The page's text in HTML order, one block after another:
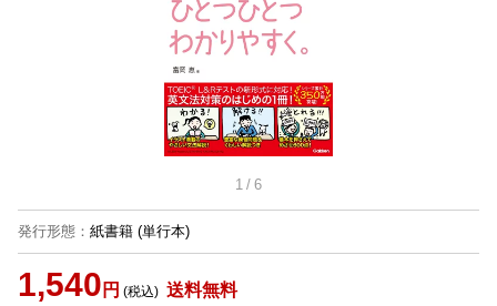
1 / 6
発行形態 ： 紙書籍 (単行本)
1,540 円 (税込) 送料無料